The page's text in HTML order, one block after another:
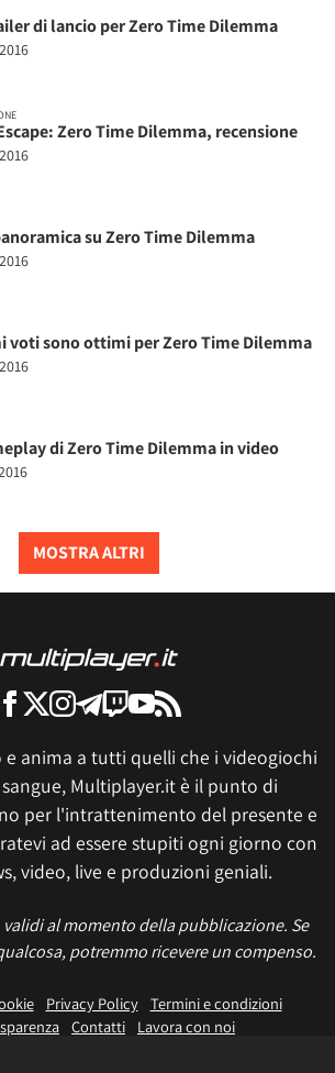
di lancio per Zero Time Dilemma
Zero Time Dilemma, recensione
su Zero Time Dilemma
voti sono ottimi per Zero Time Dilemma
di Zero Time Dilemma in video
MOSTRA ALTRI
e anima a tutti quelli che i videogiochi
Multiplayer.it è il punto di
per l'intrattenimento del presente e
ad essere stupiti ogni giorno con
video, live e produzioni geniali.
validi al momento della pubblicazione. Se
potremmo ricevere un compenso.
Privacy Policy
Termini e condizioni
Contatti
Lavora con noi